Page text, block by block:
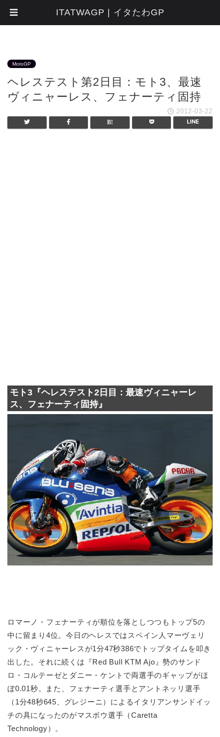
MotoGP
ヘレステスト第2日目：モト3、最速
ヴィニャーレス、フェナーティ固持
2012-03-22
モト3『ヘレステスト2日目：最速ヴィニャーレ
ス、フェナーティ固持』
ロマーノ・フェナーティが順位を落としつつもトップ5の
中に留まり4位。今日のヘレスではスペイン人マーヴェリ
ック・ヴィニャーレスが1分47秒386でトップタイムを叩き
出した。それに続くは『Red Bull KTM Ajo』勢のサンド
ロ・コルテーゼとダニー・ケントで両選手のギャップがほ
ぼ0.01秒。また、フェナーティ選手とアントネッリ選手
（1分48秒645、グレジーニ）によるイタリアンサンドイッ
チの具になったのがマスボウ選手（Caretta
Technology）。
ITATWAGP | イタたわGP